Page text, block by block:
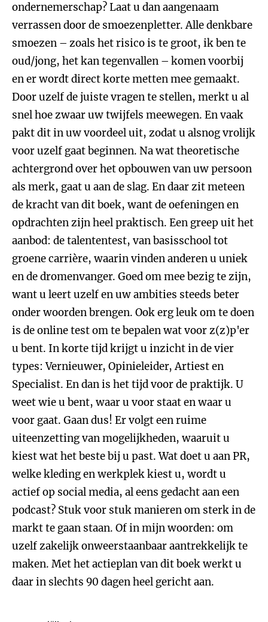
ondernemerschap? Laat u dan aangenaam
verrassen door de smoezenpletter. Alle denkbare
smoezen – zoals het risico is te groot, ik ben te
oud/jong, het kan tegenvallen – komen voorbij
en er wordt direct korte metten mee gemaakt.
Door uzelf de juiste vragen te stellen, merkt u al
snel hoe zwaar uw twijfels meewegen. En vaak
pakt dit in uw voordeel uit, zodat u alsnog vrolijk
voor uzelf gaat beginnen. Na wat theoretische
achtergrond over het opbouwen van uw persoon
als merk, gaat u aan de slag. En daar zit meteen
de kracht van dit boek, want de oefeningen en
opdrachten zijn heel praktisch. Een greep uit het
aanbod: de talententest, van basisschool tot
groene carrière, waarin vinden anderen u uniek
en de dromenvanger. Goed om mee bezig te zijn,
want u leert uzelf en uw ambities steeds beter
onder woorden brengen. Ook erg leuk om te doen
is de online test om te bepalen wat voor z(z)p'er
u bent. In korte tijd krijgt u inzicht in de vier
types: Vernieuwer, Opinieleider, Artiest en
Specialist. En dan is het tijd voor de praktijk. U
weet wie u bent, waar u voor staat en waar u
voor gaat. Gaan dus! Er volgt een ruime
uiteenzetting van mogelijkheden, waaruit u
kiest wat het beste bij u past. Wat doet u aan PR,
welke kleding en werkplek kiest u, wordt u
actief op social media, al eens gedacht aan een
podcast? Stuk voor stuk manieren om sterk in de
markt te gaan staan. Of in mijn woorden: om
uzelf zakelijk onweerstaanbaar aantrekkelijk te
maken. Met het actieplan van dit boek werkt u
daar in slechts 90 dagen heel gericht aan.